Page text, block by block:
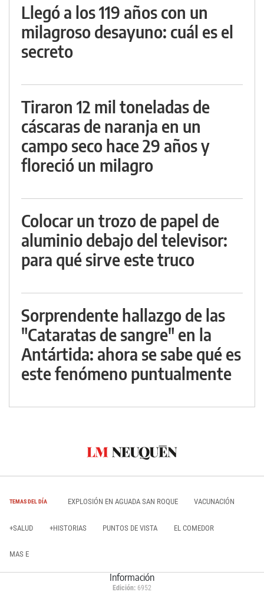
Llegó a los 119 años con un
milagroso desayuno: cuál es el
secreto
Tiraron 12 mil toneladas de
cáscaras de naranja en un
campo seco hace 29 años y
floreció un milagro
Colocar un trozo de papel de
aluminio debajo del televisor:
para qué sirve este truco
Sorprendente hallazgo de las
"Cataratas de sangre" en la
Antártida: ahora se sabe qué es
este fenómeno puntualmente
TEMAS DEL DÍA EXPLOSIÓN EN AGUADA SAN ROQUE VACUNACIÓN
+SALUD +HISTORIAS PUNTOS DE VISTA EL COMEDOR
MAS E
Información
Edición: 6952